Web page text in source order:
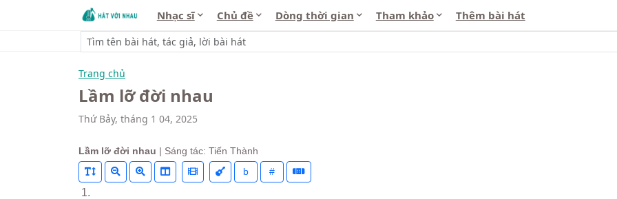
Nhạc sĩ Chủ đề Dòng thời gian Tham khảo Thêm bài hát
Trang chủ
Lầm lỡ đời nhau
Thứ Bảy, tháng 1 04, 2025
Lầm lỡ đời nhau | Sáng tác: Tiến Thành
b
#
1.